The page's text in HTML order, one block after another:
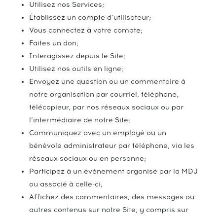
Utilisez nos Services;
Établissez un compte d’utilisateur;
Vous connectez à votre compte;
Faites un don;
Interagissez depuis le Site;
Utilisez nos outils en ligne;
Envoyez une question ou un commentaire à
notre organisation par courriel, téléphone,
télécopieur, par nos réseaux sociaux ou par
l’intermédiaire de notre Site;
Communiquez avec un employé ou un
bénévole administrateur par téléphone, via les
réseaux sociaux ou en personne;
Participez à un événement organisé par la MDJ
ou associé à celle-ci;
Affichez des commentaires, des messages ou
autres contenus sur notre Site, y compris sur